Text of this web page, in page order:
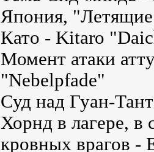
Япония,
Като - Kitaro
Момент атаки
"Nebelpfade"
Суд над Гуан-
Хорнд в лагере,
кровных врагов -